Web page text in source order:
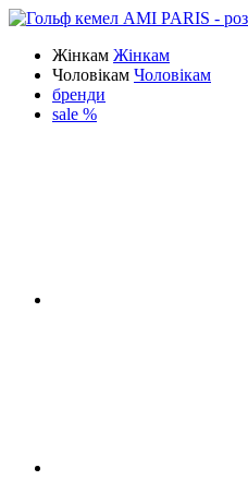
Жінкам Жінкам
Чоловікам Чоловікам
бренди
sale %